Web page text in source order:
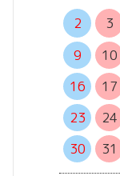
2
3
9
10
16
17
23
24
30
31